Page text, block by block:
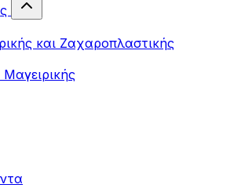
και Ζαχαροπλαστικής